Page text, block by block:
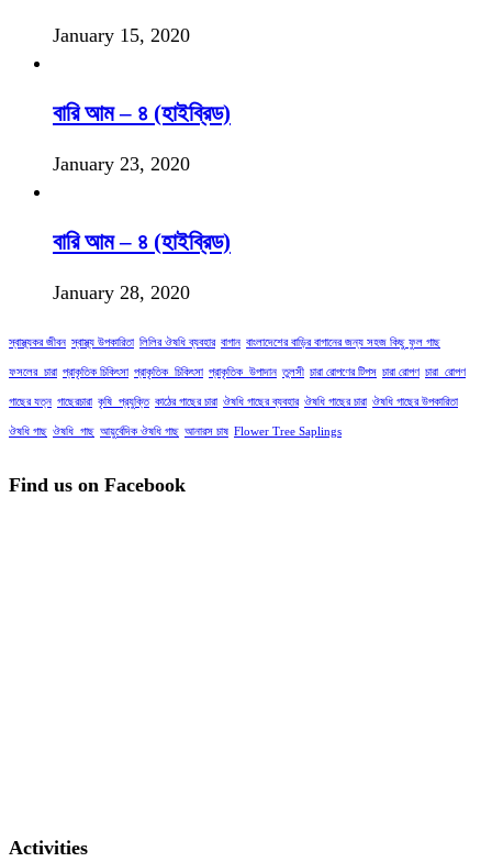
January 15, 2020
বারি আম – ৪ (হাইব্রিড)
January 23, 2020
বারি আম – ৪ (হাইব্রিড)
January 28, 2020
স্বাস্থ্যকর জীবন স্বাস্থ্য উপকারিতা লিলির ঔষধি ব্যবহার বাগান বাংলাদেশের বাড়ির বাগানের জন্য সহজ কিছু ফুল গাছ
ফসলের_চারা প্রাকৃতিক চিকিৎসা প্রাকৃতিক_চিকিৎসা প্রাকৃতিক_উপাদান তুলসী চারা রোপণের টিপস চারা রোপণ চারা_রোপণ
গাছের যত্ন গাছেরচারা কৃষি_প্রযুক্তি কাঠের গাছের চারা ঔষধি গাছের ব্যবহার ঔষধি গাছের চারা ঔষধি গাছের উপকারিতা
ঔষধি গাছ ঔষধি_গাছ আয়ুর্বেদিক ঔষধি গাছ আনারস চাষ Flower Tree Saplings
Find us on Facebook
Activities